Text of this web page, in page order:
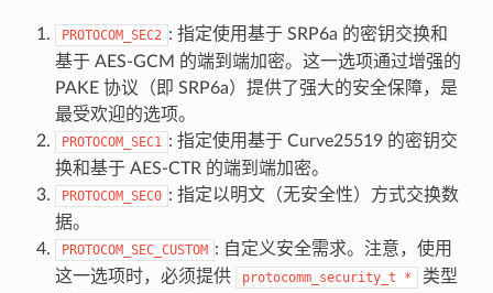
PROTOCOM_SEC2 : 指定使用基于 SRP6a 的密钥交换和
基于 AES-GCM 的端到端加密。这一选项通过增强的
PAKE 协议（即 SRP6a）提供了强大的安全保障，是
最受欢迎的选项。
PROTOCOM_SEC1 : 指定使用基于 Curve25519 的密钥交
换和基于 AES-CTR 的端到端加密。
PROTOCOM_SEC0 : 指定以明文（无安全性）方式交换数
据。
PROTOCOM_SEC_CUSTOM : 自定义安全需求。注意，使用
这一选项时，必须提供
protocomm_security_t *
类型